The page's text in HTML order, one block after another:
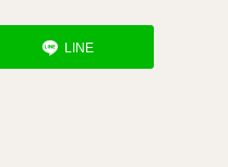
LINE